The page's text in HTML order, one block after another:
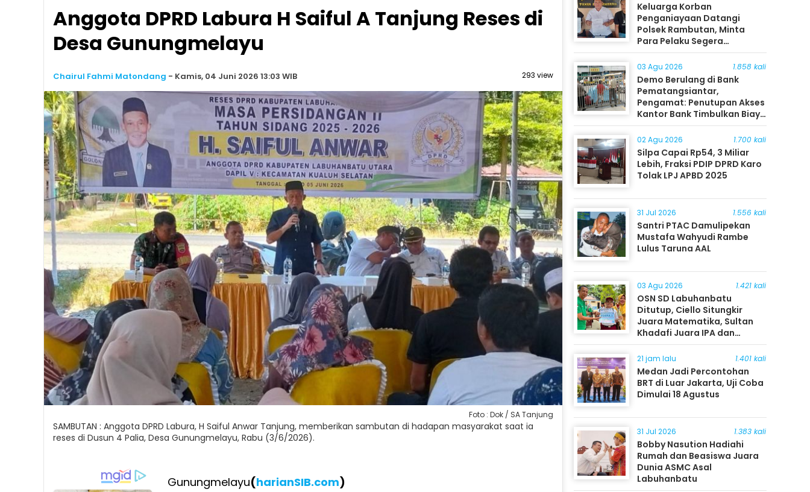
Anggota DPRD Labura H Saiful A Tanjung Reses di
Desa Gunungmelayu
Chairul Fahmi Matondang - Kamis, 04 Juni 2026 13:03 WIB 293 view
Foto : Dok / SA Tanjung
SAMBUTAN : Anggota DPRD Labura, H Saiful Anwar Tanjung, memberikan sambutan di hadapan masyarakat saat ia
reses di Dusun 4 Palia, Desa Gunungmelayu, Rabu (3/6/2026).
Gunungmelayu(harianSIB.com)
Keluarga Korban
Penganiayaan Datangi
Polsek Rambutan, Minta
Para Pelaku Segera
Ditangkap
03 Agu 2026 1.858 kali
Demo Berulang di Bank
Pematangsiantar,
Pengamat: Penutupan Akses
Kantor Bank Timbulkan Biaya
Ekonomi bagi Masyarakat
02 Agu 2026 1.700 kali
Silpa Capai Rp54, 3 Miliar
Lebih, Fraksi PDIP DPRD Karo
Tolak LPJ APBD 2025
31 Jul 2026 1.556 kali
Santri PTAC Damulipekan
Mustafa Wahyudi Rambe
Lulus Taruna AAL
03 Agu 2026 1.421 kali
OSN SD Labuhanbatu
Ditutup, Ciello Situngkir
Juara Matematika, Sultan
Khadafi Juara IPA dan
Timothy Rangkuti Juara IPS
21 jam lalu 1.401 kali
Medan Jadi Percontohan
BRT di Luar Jakarta, Uji Coba
Dimulai 18 Agustus
31 Jul 2026 1.383 kali
Bobby Nasution Hadiahi
Rumah dan Beasiswa Juara
Dunia ASMC Asal
Labuhanbatu